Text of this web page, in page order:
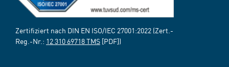
Zertifiziert nach DIN EN ISO/IEC 27001:2022 (Zert.-
Reg.-Nr.: 12 310 69718 TMS [PDF])